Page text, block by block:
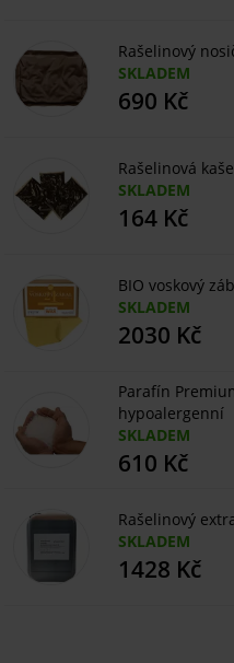
Rašelinový
SKLADEM
690 Kč
Rašelinová
SKLADEM
164 Kč
BIO voskový
SKLADEM
2030 Kč
Parafín
hypoalergenní
SKLADEM
610 Kč
Rašelinový
SKLADEM
1428 Kč